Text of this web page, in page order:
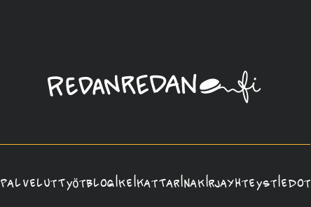
Linda
Saukko-
PalvelutTyötBlogiKeikatTarinaKirjaYhteystiedot